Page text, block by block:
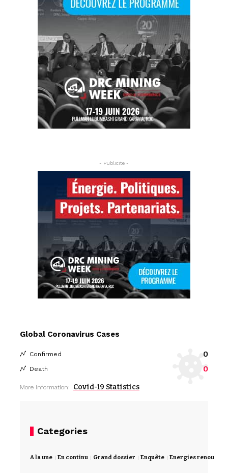
- Publicite -
Global Coronavirus Cases
Confirmed 0
Death 0
More Information: Covid-19 Statistics
Categories
A la une En continu Grand dossier Enquête Energies